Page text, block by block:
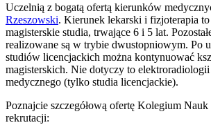
Uczelnią z bogatą ofertą kierunków
Rzeszowski. Kierunek lekarski i fizjoterapia
magisterskie studia, trwające 6 i 5 lat.
realizowane są w trybie dwustopniowym. Po
studiów licencjackich można kontynuować
magisterskich. Nie dotyczy to
medycznego (tylko studia licencjackie).
Poznajcie szczegółową ofertę Kolegium
rekrutacji: